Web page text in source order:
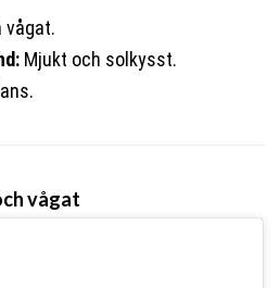
vågat.
Mjukt och solkysst.
vågat